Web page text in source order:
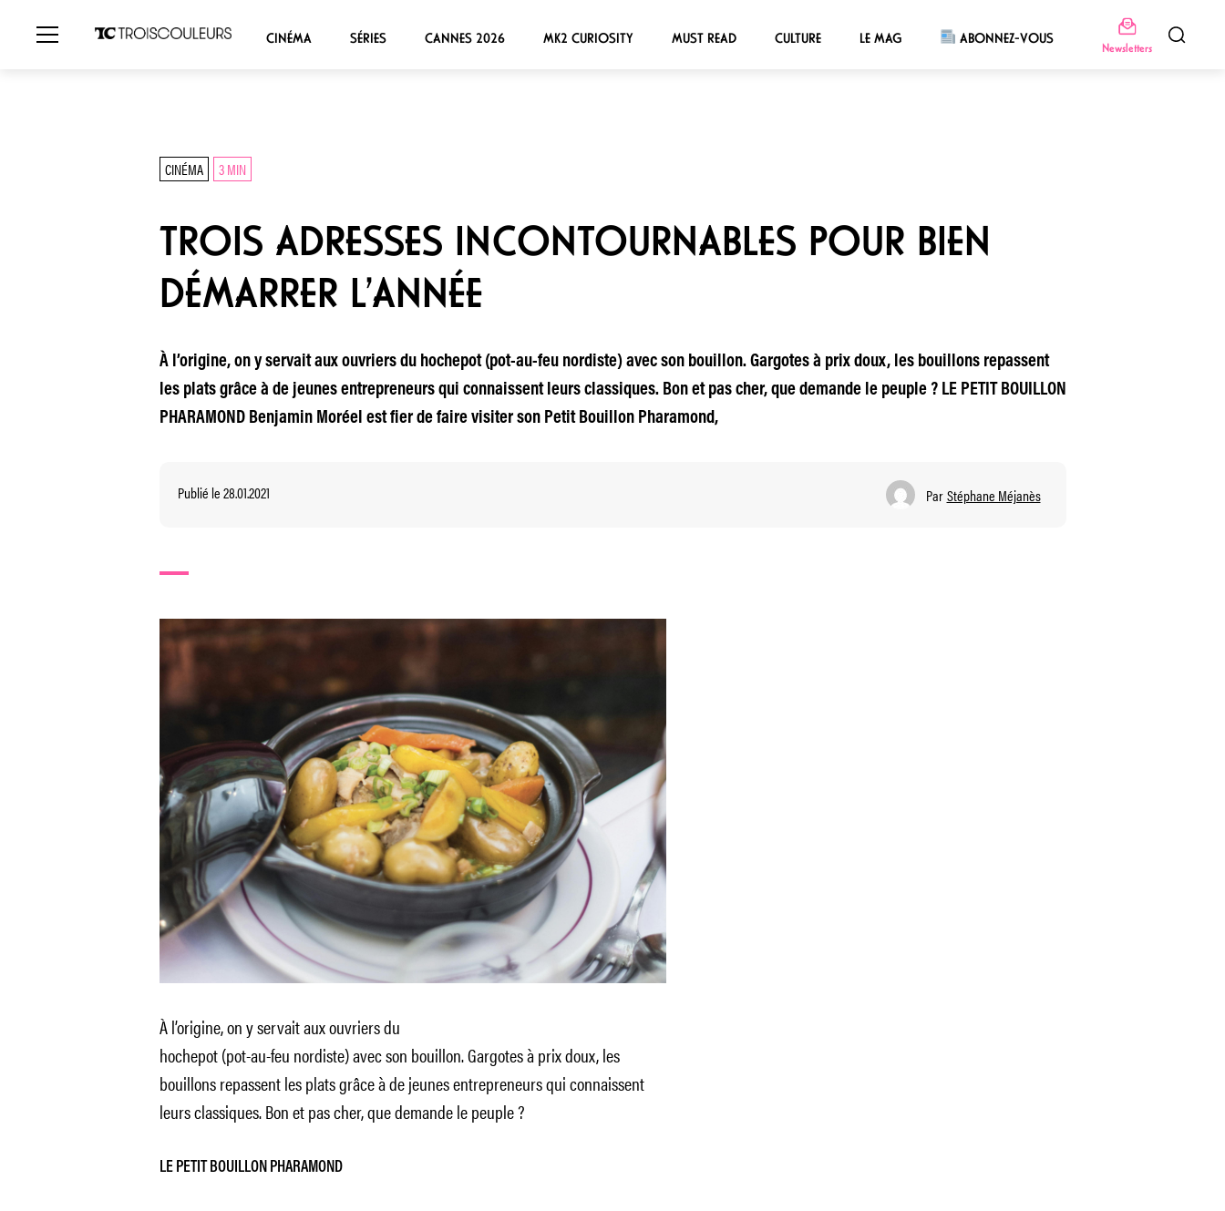
CINÉMA SÉRIES CANNES 2026 MK2 CURIOSITY MUST READ CULTURE LE MAG ABONNEZ-VOUS
Newsletters
CINÉMA 3 MIN
TROIS ADRESSES INCONTOURNABLES POUR BIEN
DÉMARRER L’ANNÉE
À l’origine, on y servait aux ouvriers du hochepot (pot-au-feu nordiste) avec son bouillon. Gargotes à prix doux, les bouillons repassent
les plats grâce à de jeunes entrepreneurs qui connaissent leurs classiques. Bon et pas cher, que demande le peuple ? LE PETIT BOUILLON
PHARAMOND Benjamin Moréel est fier de faire visiter son Petit Bouillon Pharamond,
Publié le 28.01.2021 Par Stéphane Méjanès
À l’origine, on y servait aux ouvriers du
hochepot (pot-au-feu nordiste) avec son bouillon. Gargotes à prix doux, les
bouillons repassent les plats grâce à de jeunes entrepreneurs qui connaissent
leurs classiques. Bon et pas cher, que demande le peuple ?
LE PETIT BOUILLON PHARAMOND